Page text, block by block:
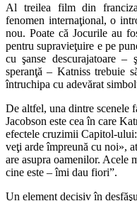
Al treilea film din
fenomen internaţional, o
nou. Poate că Jocurile au
pentru supravieţuire e pe
cu şanse descurajatoare
speranţă – Katniss trebuie
întruchipa cu adevărat
De altfel, una dintre scenele
Jacobson este cea în care
efectele cruzimii Capitol-
veţi arde împreună cu noi»,
are asupra oamenilor. Acele
cine este – îmi dau fiori”.
Un element decisiv în